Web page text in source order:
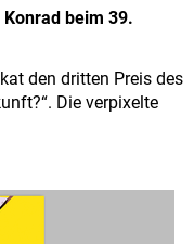
beim 39.
den dritten Preis des
Die verpixelte